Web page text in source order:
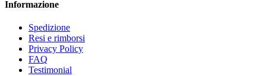
Informazione
Spedizione
Resi e rimborsi
Privacy Policy
FAQ
Testimonial